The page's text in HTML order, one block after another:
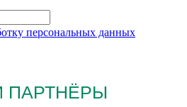
персональных данных
ПАРТНЁРЫ